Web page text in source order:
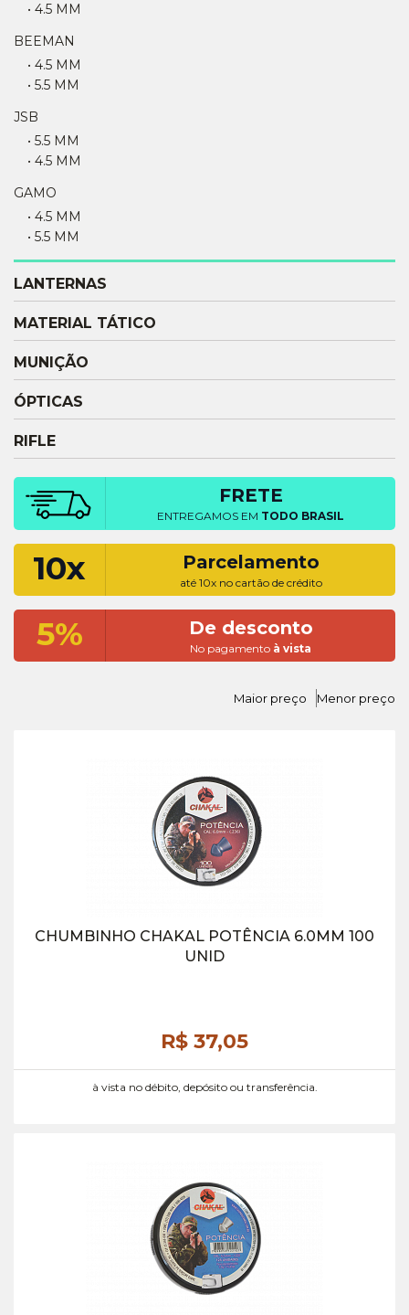
• 4.5 MM
BEEMAN
• 4.5 MM
• 5.5 MM
JSB
• 5.5 MM
• 4.5 MM
GAMO
• 4.5 MM
• 5.5 MM
LANTERNAS
MATERIAL TÁTICO
MUNIÇÃO
ÓPTICAS
RIFLE
FRETE
ENTREGAMOS EM TODO BRASIL
10x Parcelamento
até 10x no cartão de crédito
5% De desconto
No pagamento à vista
Maior preço Menor preço
CHUMBINHO CHAKAL POTÊNCIA 6.0MM 100
UNID
R$ 37,05
à vista no débito, depósito ou transferência.